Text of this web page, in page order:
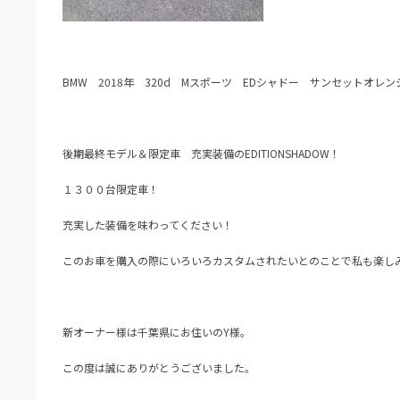
BMW 2018年 320d Mスポーツ EDシャドー サンセットオレンジ
後期最終モデル＆限定車 充実装備のEDITIONSHADOW！
１３００台限定車！
充実した装備を味わってください！
このお車を購入の際にいろいろカスタムされたいとのことで私も楽し
新オーナー様は千葉県にお住いのY様。
この度は誠にありがとうございました。